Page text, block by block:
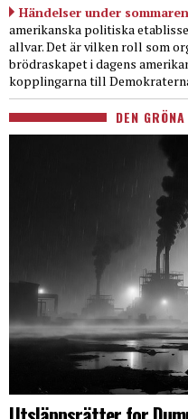
Händelser under sommaren
amerikanska politiska
allvar. Det är vilken roll som
brödraskapet i dagens
kopplingarna till
DEN